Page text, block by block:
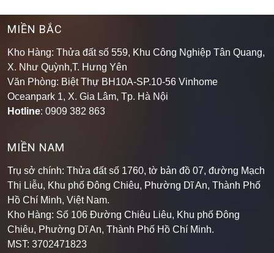
MIỀN BẮC
Kho Hàng: Thửa đất số 559, Khu Công Nghiệp Tân Quang,
X. Như Quỳnh,T. Hưng Yên
Văn Phòng: Biệt Thự BH10A-SP.10-56 Vinhome
Oceanpark 1, X. Gia Lâm, Tp. Hà Nội
Hotline: 0909 382 863
MIỀN NAM
Trụ sở chính: Thửa đất số 1760, tờ bản đồ 07, đường Mạch
Thị Liễu, Khu phố Đông Chiêu, Phường Dĩ An, Thành Phố
Hồ Chí Minh, Việt Nam.
Kho Hàng: Số 106 Đường Chiêu Liêu, Khu phố Đông
Chiêu, Phường Dĩ An, Thành Phố Hồ Chí Minh.
MST: 3702471823